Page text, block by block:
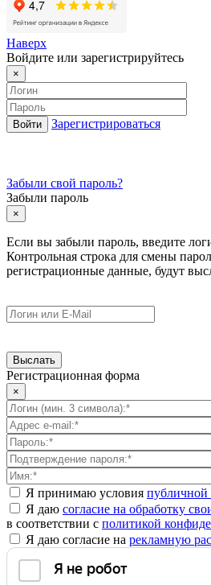
Наверх
Войдите или зарегистрируйтесь
×
Зарегистрироваться
Забыли свой пароль?
Забыли пароль
×
Если вы забыли пароль, введите
Контрольная строка для смены
регистрационные данные, будут
Регистрационная форма
×
Я принимаю условия публичной
Я даю согласие на обработку
в соответствии с политикой
Я даю согласие на рекламную